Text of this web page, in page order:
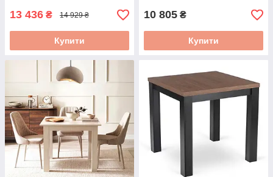
13 436 ₴ 14 929 ₴
Купити
10 805 ₴
Купити